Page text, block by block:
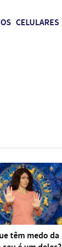
CELULARES
têm medo da